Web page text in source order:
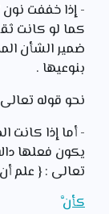
- إذا خففت نون
كما لو كانت
ضمير الشأن
بنوعيها .
نحو قوله
- أما إذا كانت
تعالى : { علم
كأنَّ